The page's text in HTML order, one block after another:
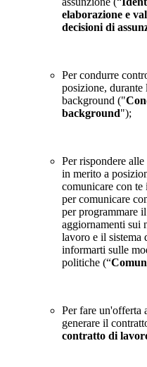
elaborazione e
decisioni di
Per condurre
posizione,
background ("
background");
Per rispondere
in merito a
comunicare con te
per comunicare
per programmare
aggiornamenti sui
lavoro e il sistema
informarti sulle
politiche (“
Per fare un'offerta
generare il
contratto di